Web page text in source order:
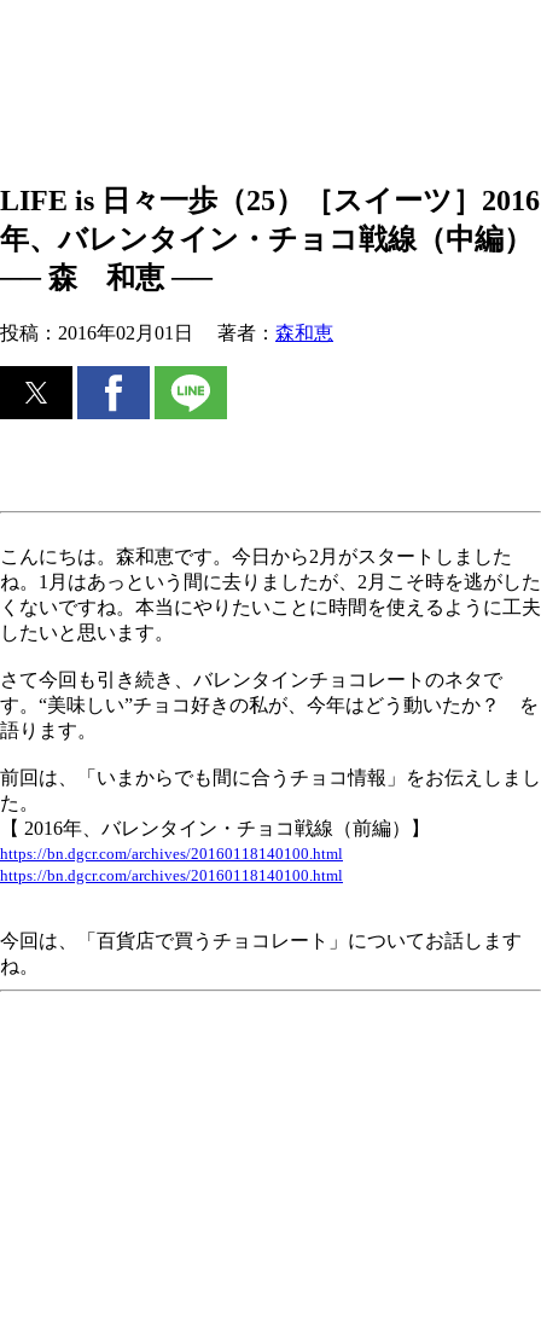
LIFE is 日々一歩（25）［スイーツ］2016
年、バレンタイン・チョコ戦線（中編）
── 森 和恵 ──
投稿： 2016年02月01日 著者： 森和恵
こんにちは。森和恵です。今日から2月がスタートしました
ね。1月はあっという間に去りましたが、2月こそ時を逃がした
くないですね。本当にやりたいことに時間を使えるように工夫
したいと思います。
さて今回も引き続き、バレンタインチョコレートのネタで
す。“美味しい”チョコ好きの私が、今年はどう動いたか？ を
語ります。
前回は、「いまからでも間に合うチョコ情報」をお伝えしまし
た。
【 2016年、バレンタイン・チョコ戦線（前編）】
https://bn.dgcr.com/archives/20160118140100.html
https://bn.dgcr.com/archives/20160118140100.html
今回は、「百貨店で買うチョコレート」についてお話します
ね。